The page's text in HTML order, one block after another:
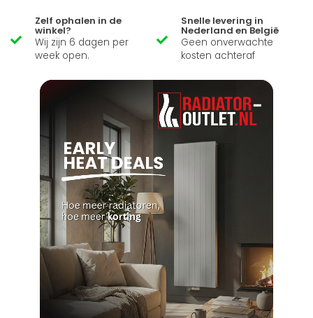
Zelf ophalen in de
winkel?
Wij zijn 6 dagen per
week open.
Snelle levering in
Nederland en België
Geen onverwachte
kosten achteraf